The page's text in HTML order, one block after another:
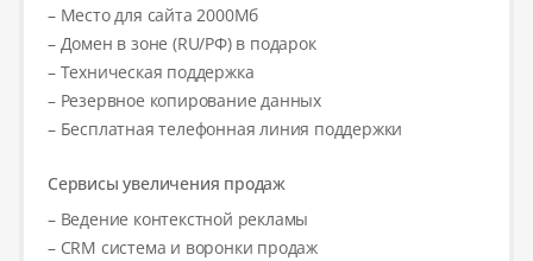
– Место для сайта 2000Мб
– Домен в зоне (RU/РФ) в подарок
– Техническая поддержка
– Резервное копирование данных
– Бесплатная телефонная линия поддержки
Сервисы увеличения продаж
– Ведение контекстной рекламы
– CRM система и воронки продаж